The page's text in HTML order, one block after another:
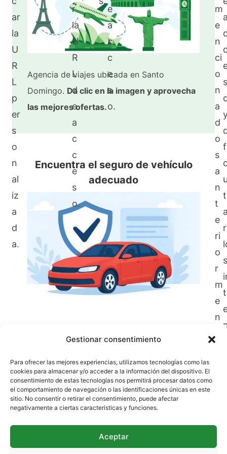
Gestionar consentimiento
Para ofrecer las mejores experiencias, utilizamos tecnologías como las
cookies para almacenar y/o acceder a la información del dispositivo. El
consentimiento de estas tecnologías nos permitirá procesar datos como
el comportamiento de navegación o las identificaciones únicas en este
sitio. No consentir o retirar el consentimiento, puede afectar
negativamente a ciertas características y funciones.
Aceptar
ar
la
U
R
L
p
er
s
o
n
al
iz
a
d
a.
r
la
U
R
L
d
e
a
c
c
e
s
o.
e
a
c
c
e
s
o.
m
e
n
ci
o
n
a
d
o
s
a
n
t
e
ri
o
r
m
e
n
t
s
t
r
s
t
Agencia de viajes ubicada en Santo
Domingo. Da clic en la imagen y aprovecha
las mejores ofertas.
Encuentra el seguro de vehículo
adecuado
y Full con el mejor precio.Da clic en la
imagen y aprovecha las mejores ofertas.
Políticas de privacidad Política de Cookies